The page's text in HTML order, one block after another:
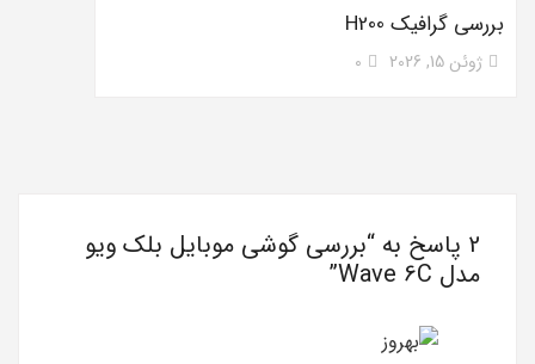
بررسی گرافیک H200
ژوئن 15, 2026 0
2 پاسخ به “
بررسی گوشی موبایل بلک ویو
مدل Wave 6C
”